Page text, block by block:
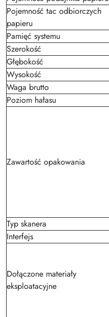
Pojemność tac odbiorczych
papieru
Pamięć systemu
Szerokość
Głębokość
Wysokość
Waga brutto
Poziom hałasu
Zawartość opakowania
Typ skanera
Interfejs
Dołączone materiały
eksploatacyjne